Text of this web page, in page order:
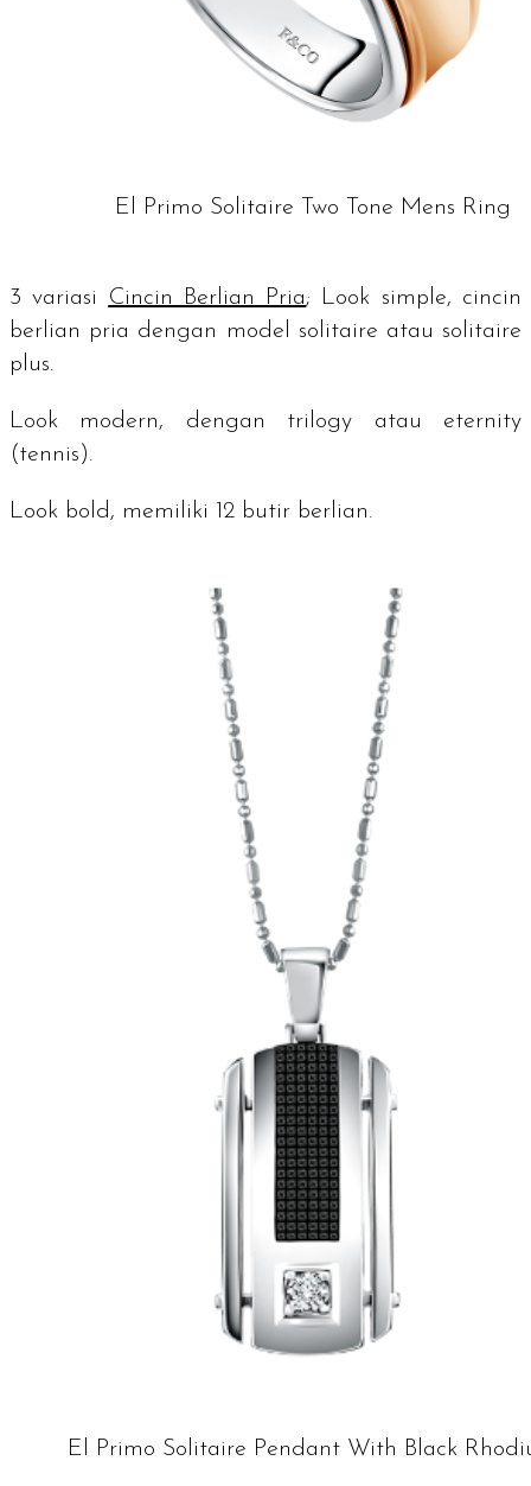
El Primo Solitaire Two Tone Mens Ring
3 variasi Cincin Berlian Pria; Look simple, cincin
berlian pria dengan model solitaire atau solitaire
plus.
Look modern, dengan trilogy atau eternity
(tennis).
Look bold, memiliki 12 butir berlian.
El Primo Solitaire Pendant With Black